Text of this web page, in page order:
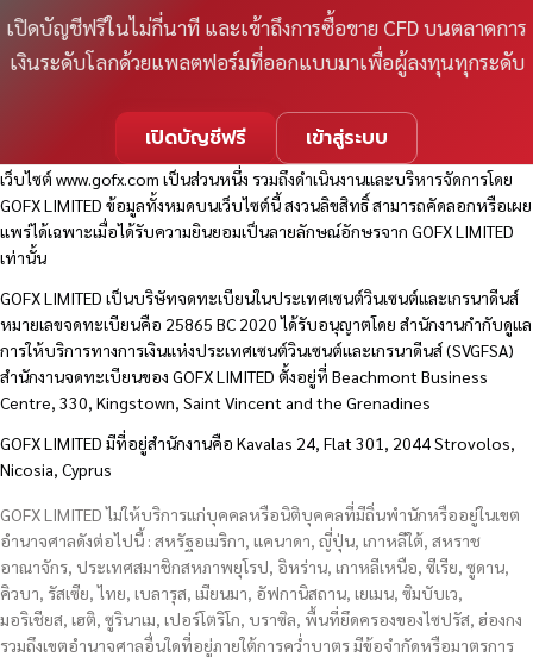
เปิดบัญชีฟรีในไม่กี่นาที และเข้าถึงการซื้อขาย CFD บนตลาดการ
เงินระดับโลกด้วยแพลตฟอร์มที่ออกแบบมาเพื่อผู้ลงทุนทุกระดับ
เปิดบัญชีฟรี เข้าสู่ระบบ
เว็บไซต์www.gofx.com เป็นส่วนหนึ่ง รวมถึงดำเนินงานและบริหารจัดการโดย
GOFX LIMITED ข้อมูลทั้งหมดบนเว็บไซต์นี้ สงวนลิขสิทธิ์ สามารถคัดลอกหรือเผย
แพร่ได้เฉพาะเมื่อได้รับความยินยอมเป็นลายลักษณ์อักษรจาก GOFX LIMITED
เท่านั้น
GOFX LIMITED เป็นบริษัทจดทะเบียนในประเทศเซนต์วินเซนต์และเกรนาดีนส์
หมายเลขจดทะเบียนคือ 25865 BC 2020 ได้รับอนุญาตโดย สำนักงานกำกับดูแล
การให้บริการทางการเงินแห่งประเทศเซนต์วินเซนต์และเกรนาดีนส์ (SVGFSA)
สำนักงานจดทะเบียนของ GOFX LIMITED ตั้งอยู่ที่ Beachmont Business
Centre, 330, Kingstown, Saint Vincent and the Grenadines
GOFX LIMITED มีที่อยู่สำนักงานคือ Kavalas 24, Flat 301, 2044 Strovolos,
Nicosia, Cyprus
GOFX LIMITED ไม่ให้บริการแก่บุคคลหรือนิติบุคคลที่มีถิ่นพำนักหรืออยู่ในเขต
อำนาจศาลดังต่อไปนี้ : สหรัฐอเมริกา, แคนาดา, ญี่ปุ่น, เกาหลีใต้, สหราช
อาณาจักร, ประเทศสมาชิกสหภาพยุโรป, อิหร่าน, เกาหลีเหนือ, ซีเรีย, ซูดาน,
คิวบา, รัสเซีย, ไทย, เบลารุส, เมียนมา, อัฟกานิสถาน, เยเมน, ซิมบับเว,
มอริเชียส, เฮติ, ซูรินาเม, เปอร์โตริโก, บราซิล, พื้นที่ยึดครองของไซปรัส, ฮ่องกง
รวมถึงเขตอำนาจศาลอื่นใดที่อยู่ภายใต้การคว่ำบาตร มีข้อจำกัดหรือมาตรการ